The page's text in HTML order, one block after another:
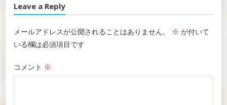
Leave a Reply
メールアドレスが公開されることはありません。 ※ が付いて
いる欄は必須項目です
コメント ※